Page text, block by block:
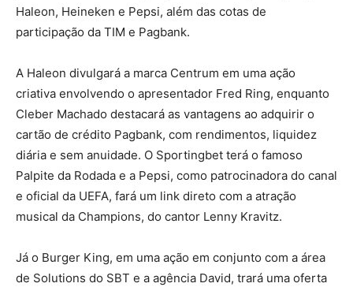
Haleon, Heineken e Pepsi, além das cotas de
participação da TIM e Pagbank.
A Haleon divulgará a marca Centrum em uma ação
criativa envolvendo o apresentador Fred Ring, enquanto
Cleber Machado destacará as vantagens ao adquirir o
cartão de crédito Pagbank, com rendimentos, liquidez
diária e sem anuidade. O Sportingbet terá o famoso
Palpite da Rodada e a Pepsi, como patrocinadora do canal
e oficial da UEFA, fará um link direto com a atração
musical da Champions, do cantor Lenny Kravitz.
Já o Burger King, em uma ação em conjunto com a área
de Solutions do SBT e a agência David, trará uma oferta